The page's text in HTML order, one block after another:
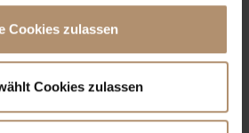
Cookies zulassen
Cookies zulassen